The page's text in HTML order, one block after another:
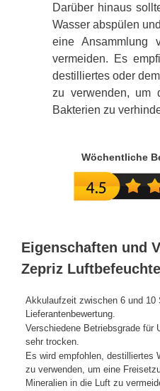
Darüber hinaus
Wasser abspülen
eine Ansammlung
vermeiden. Es
destilliertes oder
zu verwenden, um
Bakterien zu
Wöchentliche
Eigenschaften und
Zepriz
Akkulaufzeit zwischen 6 und 10
Lieferantenbewertung.
Verschiedene Betriebsgrade für
sehr trocken.
Es wird empfohlen, destilliertes
zu verwenden, um eine
Mineralien in die Luft zu